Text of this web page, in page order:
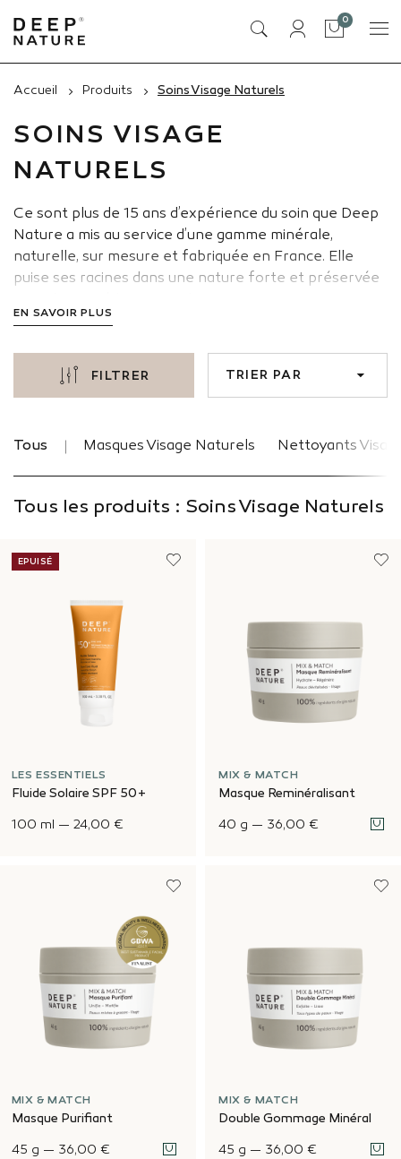
Panier
0articles
Accueil Produits Soins Visage Naturels
SOINS VISAGE
NATURELS
Ce sont plus de 15 ans d’expérience du soin que Deep
Nature a mis au service d’une gamme minérale,
naturelle, sur mesure et fabriquée en France. Elle
puise ses racines dans une nature forte et préservée
EN SAVOIR PLUS
FILTRER TRIER PAR
Tous Masques Visage Naturels Nettoyants
Tous les produits : Soins Visage Naturels
EPUISÉ
LES ESSENTIELS
Fluide Solaire SPF 50+
100 ml — 24,00 €
MIX & MATCH
Masque Reminéralisant
40 g — 36,00 €
MIX & MATCH
Masque Purifiant
45 g — 36,00 €
MIX & MATCH
Double Gommage Minéral
45 g — 36,00 €